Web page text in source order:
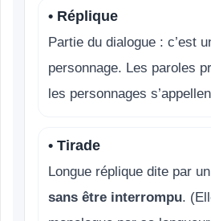
• Réplique
Partie du dialogue : c’est
personnage. Les paroles
les personnages
• Tirade
Longue réplique dite par
sans être interrompu.